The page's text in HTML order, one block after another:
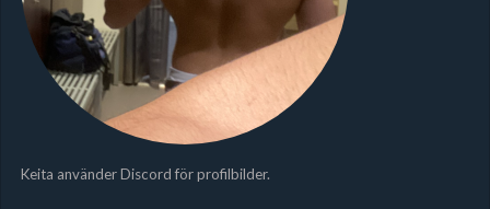
Keita använder Discord för profilbilder.